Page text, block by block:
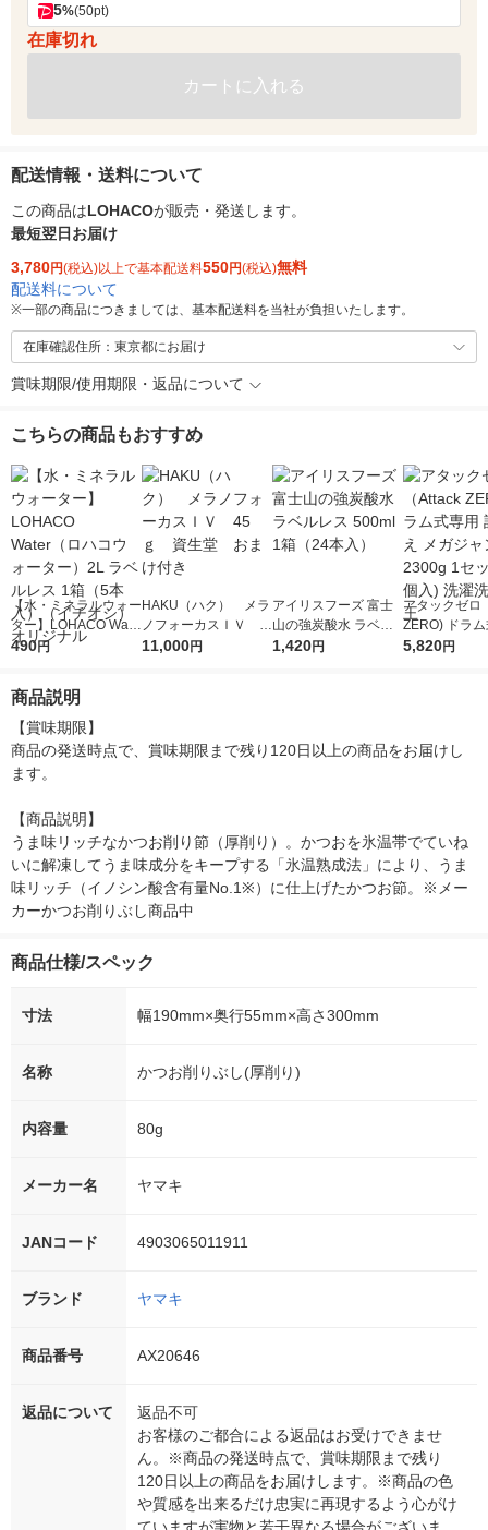
5%(50pt)
在庫切れ
カートに入れる
配送情報・送料について
この商品はLOHACOが販売・発送します。
最短翌日お届け
3,780円(税込)以上で基本配送料550円(税込)無料
配送料について
※一部の商品につきましては、基本配送料を当社が負担いたします。
在庫確認住所：東京都にお届け
賞味期限/使用期限・返品について
こちらの商品もおすすめ
【水・ミネラルウォー
ター】LOHACO Wate
r（ロハコウォータ
シ） オリジナル
490円
HAKU（ハク） メラ
ノフォーカスＩＶ 4
5ｇ 資生堂 おまけ
11,000円
アイリスフーズ 富士
山の強炭酸水 ラベル
レス 500ml 1箱（24
1,420円
アタックゼロ
ZERO) ドラ
詰め替え メガ
5,820円
商品説明
【賞味期限】
商品の発送時点で、賞味期限まで残り120日以上の商品をお届けし
ます。
【商品説明】
うま味リッチなかつお削り節（厚削り）。かつおを氷温帯でていね
いに解凍してうま味成分をキープする「氷温熟成法」により、うま
味リッチ（イノシン酸含有量No.1※）に仕上げたかつお節。※メー
カーかつお削りぶし商品中
商品仕様/スペック
寸法 幅190mm×奥行55mm×高さ300mm
名称 かつお削りぶし(厚削り)
内容量 80g
メーカー名 ヤマキ
JANコード 4903065011911
ブランド ヤマキ
商品番号 AX20646
返品について
返品不可
お客様のご都合による返品はお受けできませ
ん。※商品の発送時点で、賞味期限まで残り
120日以上の商品をお届けします。※商品の色
や質感を出来るだけ忠実に再現するよう心がけ